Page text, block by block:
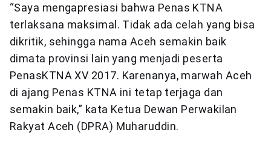
“Saya mengapresiasi bahwa Penas KTNA
terlaksana maksimal. Tidak ada celah yang bisa
dikritik, sehingga nama Aceh semakin baik
dimata provinsi lain yang menjadi peserta
PenasKTNA XV 2017. Karenanya, marwah Aceh
di ajang Penas KTNA ini tetap terjaga dan
semakin baik,” kata Ketua Dewan Perwakilan
Rakyat Aceh (DPRA) Muharuddin.